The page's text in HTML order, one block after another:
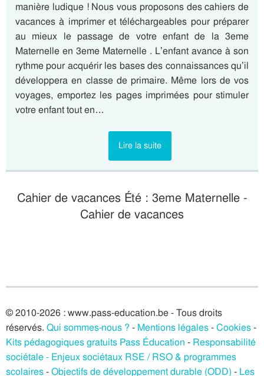
manière ludique ! Nous vous proposons des cahiers de
vacances à imprimer et téléchargeables pour préparer
au mieux le passage de votre enfant de la 3eme
Maternelle en 3eme Maternelle . L’enfant avance à son
rythme pour acquérir les bases des connaissances qu’il
développera en classe de primaire. Même lors de vos
voyages, emportez les pages imprimées pour stimuler
votre enfant tout en…
Lire la suite
Cahier de vacances Été : 3eme Maternelle -
Cahier de vacances
© 2010-2026 : www.pass-education.be - Tous droits
réservés. Qui sommes-nous ? - Mentions légales-Cookies-
Kits pédagogiques gratuits Pass Éducation - Responsabilité
sociétale - Enjeux sociétaux RSE / RSO & programmes
scolaires-Objectifs de développement durable (ODD) - Les